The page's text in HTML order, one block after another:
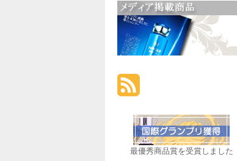
最優秀商品賞を受賞しました